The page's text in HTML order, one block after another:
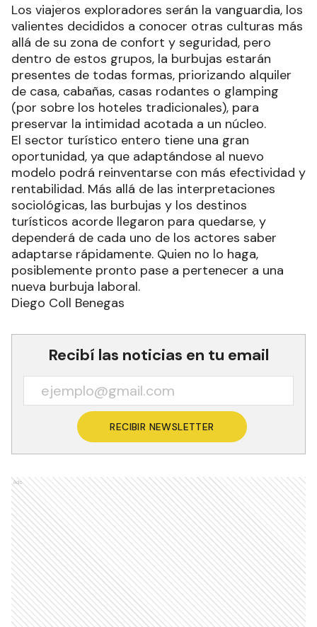
Los viajeros exploradores serán la vanguardia, los
valientes decididos a conocer otras culturas más
allá de su zona de confort y seguridad, pero
dentro de estos grupos, la burbujas estarán
presentes de todas formas, priorizando alquiler
de casa, cabañas, casas rodantes o glamping
(por sobre los hoteles tradicionales), para
preservar la intimidad acotada a un núcleo.
El sector turístico entero tiene una gran
oportunidad, ya que adaptándose al nuevo
modelo podrá reinventarse con más efectividad y
rentabilidad. Más allá de las interpretaciones
sociológicas, las burbujas y los destinos
turísticos acorde llegaron para quedarse, y
dependerá de cada uno de los actores saber
adaptarse rápidamente. Quien no lo haga,
posiblemente pronto pase a pertenecer a una
nueva burbuja laboral.
Diego Coll Benegas
Recibí las noticias en tu email
RECIBIR NEWSLETTER
Ads